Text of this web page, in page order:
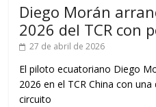
Diego Morán
2026 del TCR con
27 de abril de 2026
El piloto ecuatoriano Diego
2026 en el TCR China con
circuito